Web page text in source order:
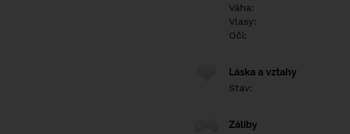
Váha:
Vlasy:
Oči:
Láska a vztahy
Stav:
Záliby